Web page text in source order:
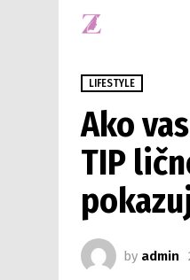
LIFESTYLE
Ako
TIP
by admin